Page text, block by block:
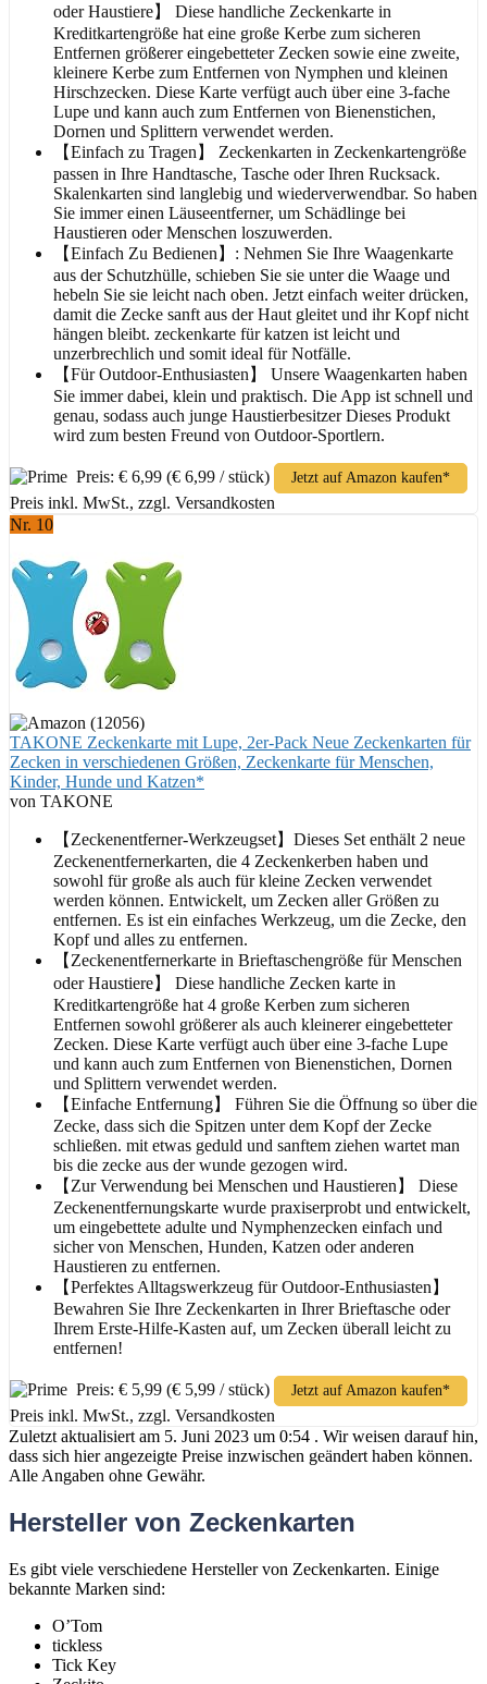
oder Haustiere】 Diese handliche Zeckenkarte in
Kreditkartengröße hat eine große Kerbe zum sicheren
Entfernen größerer eingebetteter Zecken sowie eine zweite,
kleinere Kerbe zum Entfernen von Nymphen und kleinen
Hirschzecken. Diese Karte verfügt auch über eine 3-fache
Lupe und kann auch zum Entfernen von Bienenstichen,
Dornen und Splittern verwendet werden.
【Einfach zu Tragen】 Zeckenkarten in Zeckenkartengröße
passen in Ihre Handtasche, Tasche oder Ihren Rucksack.
Skalenkarten sind langlebig und wiederverwendbar. So haben
Sie immer einen Läuseentferner, um Schädlinge bei
Haustieren oder Menschen loszuwerden.
【Einfach Zu Bedienen】: Nehmen Sie Ihre Waagenkarte
aus der Schutzhülle, schieben Sie sie unter die Waage und
hebeln Sie sie leicht nach oben. Jetzt einfach weiter drücken,
damit die Zecke sanft aus der Haut gleitet und ihr Kopf nicht
hängen bleibt. zeckenkarte für katzen ist leicht und
unzerbrechlich und somit ideal für Notfälle.
【Für Outdoor-Enthusiasten】 Unsere Waagenkarten haben
Sie immer dabei, klein und praktisch. Die App ist schnell und
genau, sodass auch junge Haustierbesitzer Dieses Produkt
wird zum besten Freund von Outdoor-Sportlern.
Preis: € 6,99 (€ 6,99 / stück) Jetzt auf Amazon kaufen*
Preis inkl. MwSt., zzgl. Versandkosten
Nr. 10
TAKONE Zeckenkarte mit Lupe, 2er-Pack Neue Zeckenkarten für
Zecken in verschiedenen Größen, Zeckenkarte für Menschen,
Kinder, Hunde und Katzen*
von TAKONE
【Zeckenentferner-Werkzeugset】Dieses Set enthält 2 neue
Zeckenentfernerkarten, die 4 Zeckenkerben haben und
sowohl für große als auch für kleine Zecken verwendet
werden können. Entwickelt, um Zecken aller Größen zu
entfernen. Es ist ein einfaches Werkzeug, um die Zecke, den
Kopf und alles zu entfernen.
【Zeckenentfernerkarte in Brieftaschengröße für Menschen
oder Haustiere】 Diese handliche Zecken karte in
Kreditkartengröße hat 4 große Kerben zum sicheren
Entfernen sowohl größerer als auch kleinerer eingebetteter
Zecken. Diese Karte verfügt auch über eine 3-fache Lupe
und kann auch zum Entfernen von Bienenstichen, Dornen
und Splittern verwendet werden.
【Einfache Entfernung】 Führen Sie die Öffnung so über die
Zecke, dass sich die Spitzen unter dem Kopf der Zecke
schließen. mit etwas geduld und sanftem ziehen wartet man
bis die zecke aus der wunde gezogen wird.
【Zur Verwendung bei Menschen und Haustieren】 Diese
Zeckenentfernungskarte wurde praxiserprobt und entwickelt,
um eingebettete adulte und Nymphenzecken einfach und
sicher von Menschen, Hunden, Katzen oder anderen
Haustieren zu entfernen.
【Perfektes Alltagswerkzeug für Outdoor-Enthusiasten】
Bewahren Sie Ihre Zeckenkarten in Ihrer Brieftasche oder
Ihrem Erste-Hilfe-Kasten auf, um Zecken überall leicht zu
entfernen!
Preis: € 5,99 (€ 5,99 / stück) Jetzt auf Amazon kaufen*
Preis inkl. MwSt., zzgl. Versandkosten
Zuletzt aktualisiert am 5. Juni 2023 um 0:54 . Wir weisen darauf hin,
dass sich hier angezeigte Preise inzwischen geändert haben können.
Alle Angaben ohne Gewähr.
Hersteller von Zeckenkarten
Es gibt viele verschiedene Hersteller von Zeckenkarten. Einige
bekannte Marken sind:
O’Tom
tickless
Tick Key